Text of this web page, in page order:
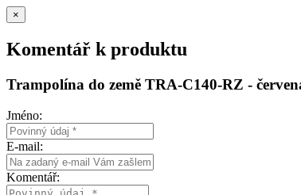
×
Komentář k produktu
Trampolína do země TRA-C140-RZ -
Jméno:
E-mail:
Komentář: